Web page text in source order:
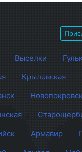
Выселки
Крыловская
Армавир